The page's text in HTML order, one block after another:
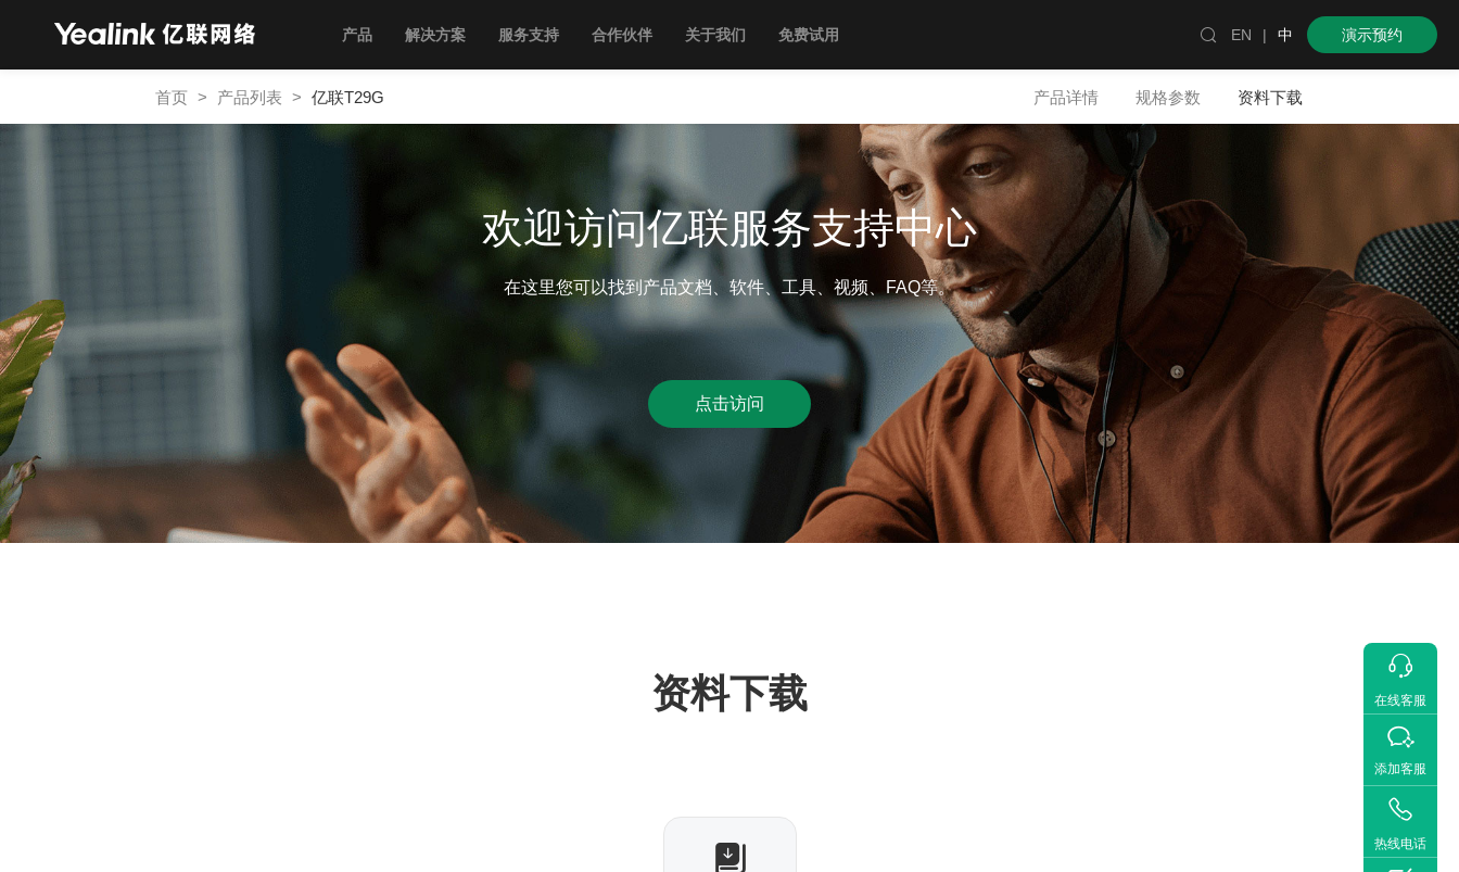
产品 解决方案 服务支持 合作伙伴 关于我们 免费试用  EN | 中 演示预约
首页 > 产品列表 > 亿联T29G 产品详情 规格参数 资料下载
欢迎访问亿联服务支持中心
在这里您可以找到产品文档、软件、工具、视频、FAQ等。
点击访问
资料下载

在线客服

添加客服

热线电话